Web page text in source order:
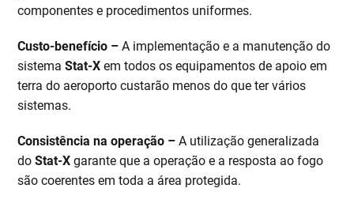
componentes e procedimentos uniformes.
Custo-benefício – A implementação e a manutenção do
sistemaStat-X em todos os equipamentos de apoio em
terra do aeroporto custarão menos do que ter vários
sistemas.
Consistência na operação – A utilização generalizada
doStat-X garante que a operação e a resposta ao fogo
são coerentes em toda a área protegida.